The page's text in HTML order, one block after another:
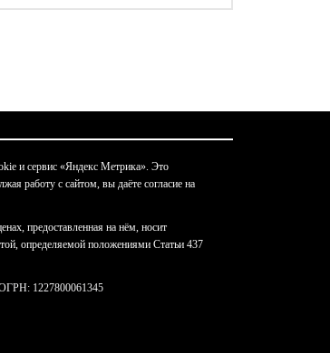
и сервис «Яндекс Метрика». Это
работу с сайтом, вы даёте согласие на
предоставленная на нём, носит
определяемой положениями Статьи 437
1227800061345